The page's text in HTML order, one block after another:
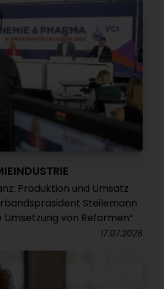
Produktion und Umsatz
Steilemann
von Reformen“
17.07.2026